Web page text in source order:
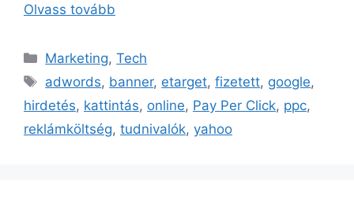
Olvass tovább
Kategória
Marketing,Tech
Címkék
adwords, banner, etarget,fizetett, google,
hirdetés, kattintás, online, Pay Per Click, ppc,
reklámköltség, tudnivalók, yahoo